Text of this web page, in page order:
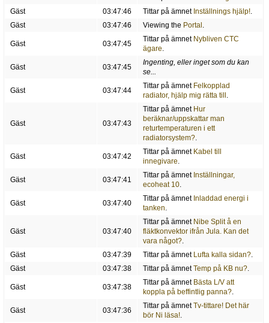
Gäst
03:47:46 Tittar på ämnet Inställnings hjälp!.
Gäst
03:47:46 Viewing the Portal .
Gäst 03:47:45
Tittar på ämnet Nybliven CTC
ägare.
Gäst 03:47:45
Ingenting, eller inget som du kan
se...
Gäst 03:47:44
Tittar på ämnet Felkopplad
radiator, hjälp mig rätta till .
Gäst 03:47:43
Tittar på ämnet Hur
beräknar/uppskattar man
returtemperaturen i ett
radiatorsystem?.
Gäst 03:47:42
Tittar på ämnet Kabel till
innegivare.
Gäst 03:47:41
Tittar på ämnet Inställningar,
ecoheat 10.
Gäst 03:47:40
Tittar på ämnet Inladdad energi i
tanken.
Gäst 03:47:40
Tittar på ämnet Nibe Split å en
fläktkonvektor ifrån Jula. Kan det
vara något?.
Gäst
03:47:39 Tittar på ämnet Lufta kalla sidan?.
Gäst
03:47:38 Tittar på ämnetTemp på KB nu?.
Gäst 03:47:38
Tittar på ämnet Bästa L/V att
koppla på beffintlig panna?.
Gäst 03:47:36
Tittar på ämnetTv-tittare! Det här
bör Ni läsa!.